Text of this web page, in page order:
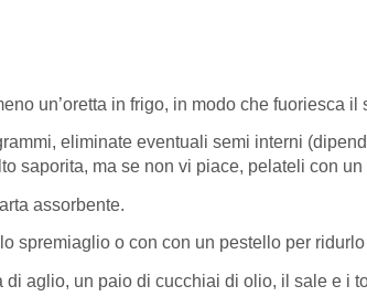
un’oretta in frigo, in modo che fuoriesca il
eliminate eventuali semi interni
saporita, ma se non vi piace, pelateli con
assorbente.
spremiaglio o con con un pestello per
aglio, un paio di cucchiai di olio, il sale e i